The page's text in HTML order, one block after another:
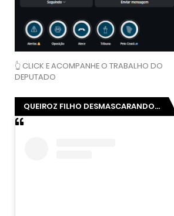
👆 CLICK E ACOMPANHE O TRABALHO DO
DEPUTADO
QUEIROZ FILHO DESMASCARANDO...